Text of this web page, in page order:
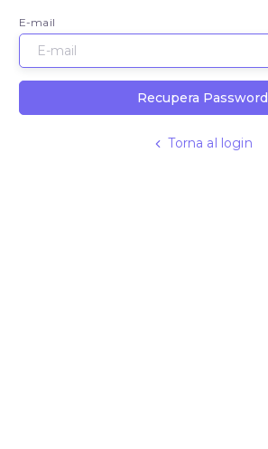
E-mail
Recupera Password
Torna al login